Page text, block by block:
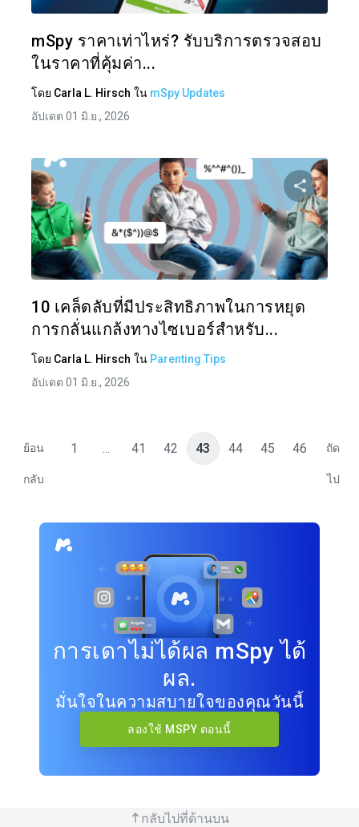
mSpy ราคาเท่าไหร่? รับบริการตรวจสอบ
ในราคาที่คุ้มค่า...
โดย Carla L. Hirsch ใน mSpy Updates
อัปเดต 01 มิ.ย., 2026
แบ่งปั
10 เคล็ดลับที่มีประสิทธิภาพในการหยุด
การกลั่นแกล้งทางไซเบอร์สำหรับ...
โดย Carla L. Hirsch ใน Parenting Tips
อัปเดต 01 มิ.ย., 2026
ย้อน
กลับ
1 ... 41 42 43 44 45 46 ถัด
ไป
การเดาไม่ได้ผล mSpy ได้
ผล.
มั่นใจในความสบายใจของคุณวันนี้
ลองใช้ MSPY ตอนนี้
กลับไปที่ด้านบน